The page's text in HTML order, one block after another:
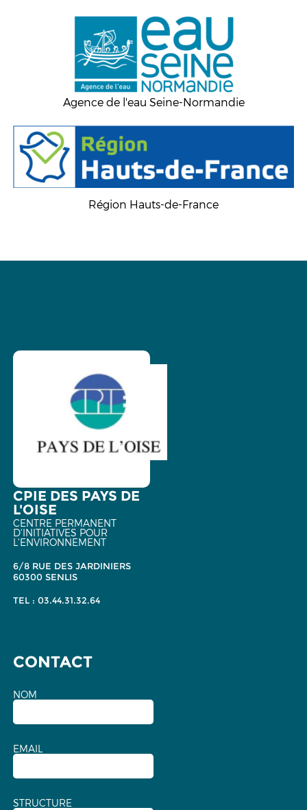
Agence de l'eau Seine-Normandie
Région Hauts-de-France
CPIE DES PAYS DE
L'OISE
CENTRE PERMANENT
D'INITIATIVES POUR
L'ENVIRONNEMENT
6/8 RUE DES JARDINIERS
60300 SENLIS
TEL : 03.44.31.32.64
CONTACT
NOM
EMAIL
STRUCTURE